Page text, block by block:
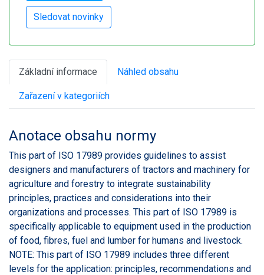
Základní informace Náhled obsahu
Zařazení v kategoriích
Anotace obsahu normy
This part of ISO 17989 provides guidelines to assist
designers and manufacturers of tractors and machinery for
agriculture and forestry to integrate sustainability
principles, practices and considerations into their
organizations and processes. This part of ISO 17989 is
specifically applicable to equipment used in the production
of food, fibres, fuel and lumber for humans and livestock.
NOTE: This part of ISO 17989 includes three different
levels for the application: principles, recommendations and